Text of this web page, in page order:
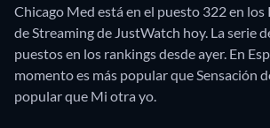
Chicago Med está en el puesto 322 en
de Streaming de JustWatch hoy. La serie
puestos en los rankings desde ayer. En
momento es más popular que Sensación
popular que Mi otra yo.